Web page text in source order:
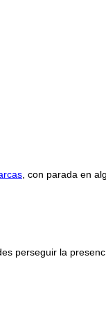
, con parada en
perseguir la